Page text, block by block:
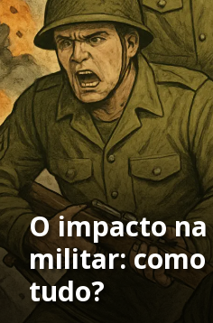
O impacto
militar:
tudo?